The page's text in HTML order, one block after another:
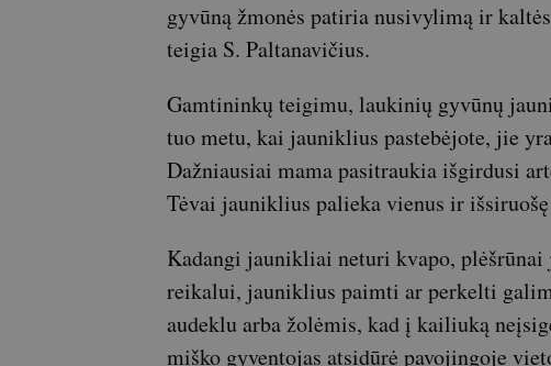
gyvūną žmonės patiria nusivylimą ir
teigia S. Paltanavičius.
Gamtininkų teigimu, laukinių gyvūnų
tuo metu, kai jauniklius pastebėjote, jie
Dažniausiai mama pasitraukia išgirdusi
Tėvai jauniklius palieka vienus ir
Kadangi jaunikliai neturi kvapo,
reikalui, jauniklius paimti ar perkelti
audeklu arba žolėmis, kad į kailiuką
miško gyventojas atsidūrė pavojingoje